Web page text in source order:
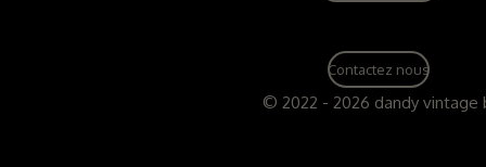
Contactez nous
© 2022 - 2026 dandy vintage